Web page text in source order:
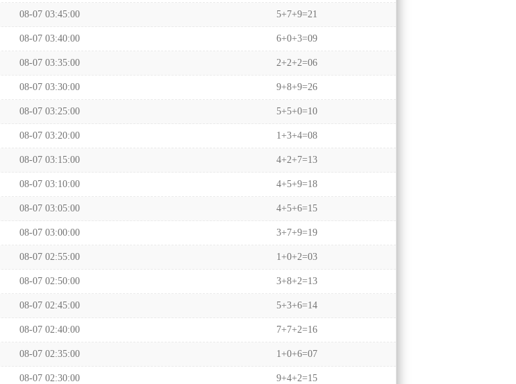
08-07 03:45:00 5+7+9=21
08-07 03:40:00 6+0+3=09
08-07 03:35:00 2+2+2=06
08-07 03:30:00 9+8+9=26
08-07 03:25:00 5+5+0=10
08-07 03:20:00 1+3+4=08
08-07 03:15:00 4+2+7=13
08-07 03:10:00 4+5+9=18
08-07 03:05:00 4+5+6=15
08-07 03:00:00 3+7+9=19
08-07 02:55:00 1+0+2=03
08-07 02:50:00 3+8+2=13
08-07 02:45:00 5+3+6=14
08-07 02:40:00 7+7+2=16
08-07 02:35:00 1+0+6=07
08-07 02:30:00 9+4+2=15